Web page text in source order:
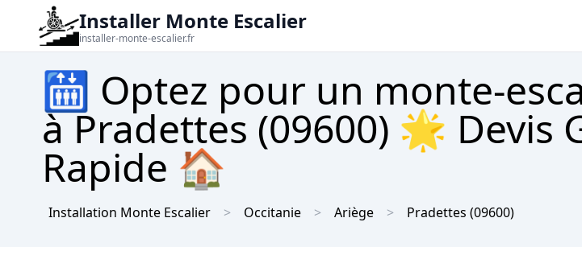
Installer Monte Escalier
installer-monte-escalier.fr
🛗 Optez pour un monte-
à Pradettes (09600) 🌟 Devis
Rapide 🏠
Installation Monte Escalier Occitanie Ariège Pradettes (09600)